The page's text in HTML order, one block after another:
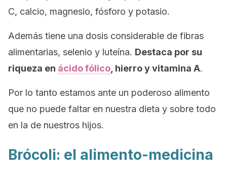
C, calcio, magnesio, fósforo y potasio.
Además tiene una dosis considerable de fibras
alimentarias, selenio y luteína. Destaca por su
riqueza en ácido fólico , hierro y vitamina A.
Por lo tanto estamos ante un poderoso alimento
que no puede faltar en nuestra dieta y sobre todo
en la de nuestros hijos.
Brócoli: el alimento-medicina